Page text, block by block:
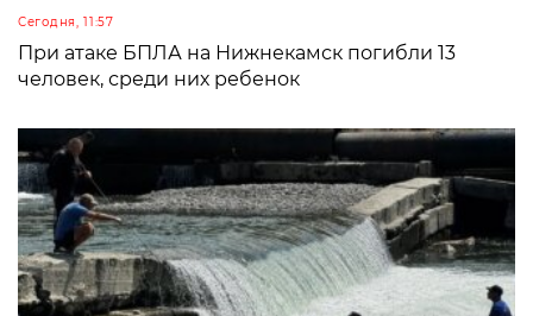
Сегодня, 11:57
При атаке БПЛА на Нижнекамск погибли 13
человек, среди них ребенок